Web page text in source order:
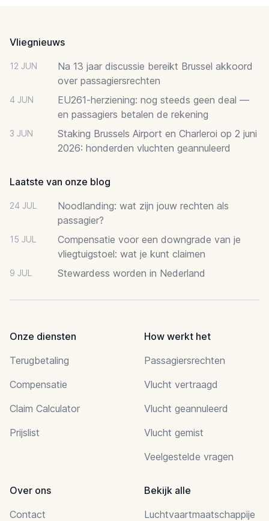
Vliegnieuws
12 JUN
Na 13 jaar discussie bereikt Brussel akkoord
over passagiersrechten
4 JUN
EU261-herziening: nog steeds geen deal —
en passagiers betalen de rekening
3 JUN
Staking Brussels Airport en Charleroi op 2 juni
2026: honderden vluchten geannuleerd
Laatste van onze blog
24 JUL
Noodlanding: wat zijn jouw rechten als
passagier?
15 JUL
Compensatie voor een downgrade van je
vliegtuigstoel: wat je kunt claimen
9 JUL Stewardess worden in Nederland
Onze diensten
Terugbetaling
Compensatie
Claim Calculator
Prijslist
How werkt het
Passagiersrechten
Vlucht vertraagd
Vlucht geannuleerd
Vlucht gemist
Veelgestelde vragen
Over ons
Contact
Bekijk alle
Luchtvaartmaatschappije